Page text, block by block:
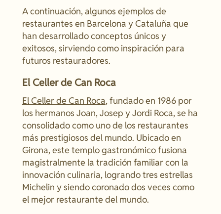
A continuación, algunos ejemplos de
restaurantes en Barcelona y Cataluña que
han desarrollado conceptos únicos y
exitosos, sirviendo como inspiración para
futuros restauradores.
El Celler de Can Roca
El Celler de Can Roca, fundado en 1986 por
los hermanos Joan, Josep y Jordi Roca, se ha
consolidado como uno de los restaurantes
más prestigiosos del mundo. Ubicado en
Girona, este templo gastronómico fusiona
magistralmente la tradición familiar con la
innovación culinaria, logrando tres estrellas
Michelin y siendo coronado dos veces como
el mejor restaurante del mundo.